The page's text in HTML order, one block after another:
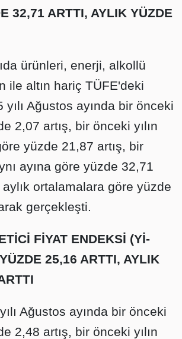
32,71 ARTTI, AYLIK YÜZDE
ürünleri, enerji, alkollü
ile altın hariç TÜFE'deki
Ağustos ayında bir önceki
2,07 artış, bir önceki yılın
yüzde 21,87 artış, bir
ayına göre yüzde 32,71
aylık ortalamalara göre yüzde
gerçekleşti.
FİYAT ENDEKSİ (Yİ-
25,16 ARTTI, AYLIK
Ağustos ayında bir önceki
2,48 artış, bir önceki yılın